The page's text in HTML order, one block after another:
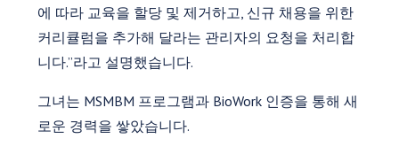
에 따라 교육을 할당 및 제거하고, 신규 채용을 위한
커리큘럼을 추가해 달라는 관리자의 요청을 처리합
니다.”라고 설명했습니다.
그녀는 MSMBM 프로그램과 BioWork 인증을 통해 새
로운 경력을 쌓았습니다.